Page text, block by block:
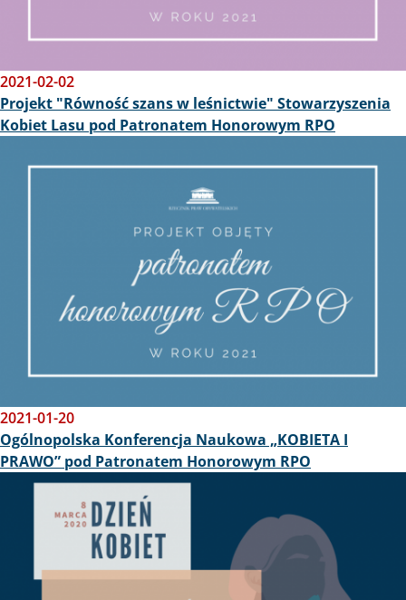
2021-02-02
Projekt "Równość szans w leśnictwie" Stowarzyszenia
Kobiet Lasu pod Patronatem Honorowym RPO
2021-01-20
Ogólnopolska Konferencja Naukowa „KOBIETA I
PRAWO” pod Patronatem Honorowym RPO
Obraz